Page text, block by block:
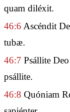
quam diléxit.
46:6 Ascéndit
tubæ.
46:7 Psállite
psállite.
46:8 Quóniam